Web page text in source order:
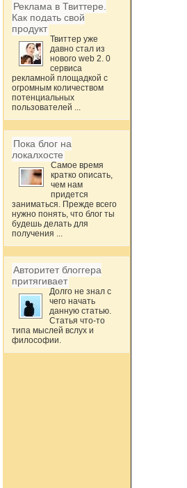
Реклама в Твиттере.
Как подать свой
продукт
Твиттер уже
давно стал из
нового web 2. 0
сервиса
рекламной площадкой с
огромным количеством
потенциальных
пользователей ...
Пока блог на
локалхосте
Самое время
кратко описать,
чем нам
придется
заниматься. Прежде всего
нужно понять, что блог ты
будешь делать для
получения ...
Авторитет блоггера
притягивает
Долго не знал с
чего начать
данную статью.
Статья что-то
типа мыслей вслух и
философии.